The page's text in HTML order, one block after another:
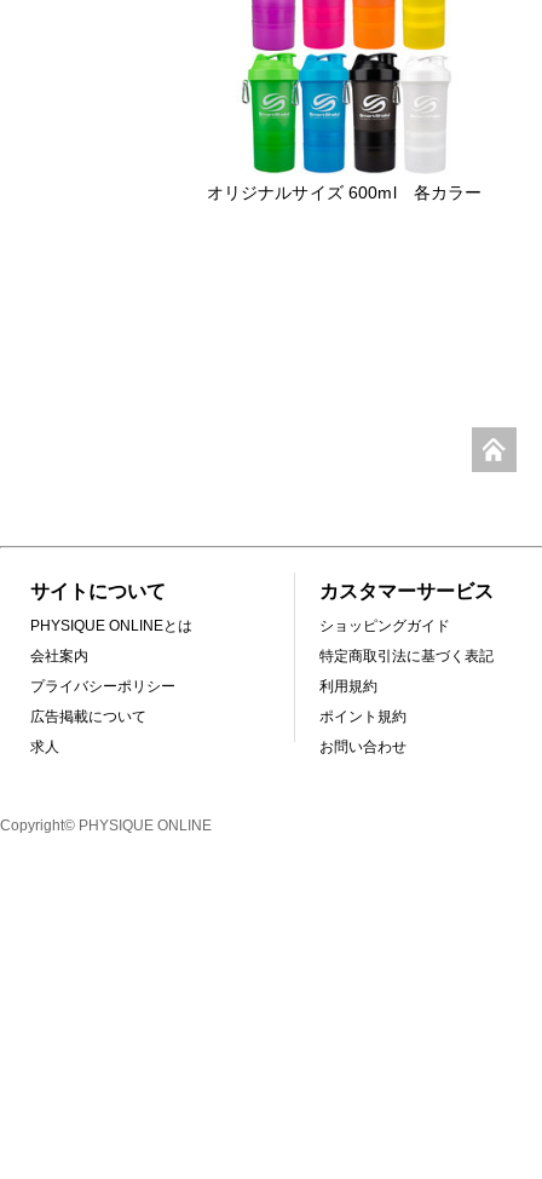
オリジナルサイズ 600ml 各カラー
サイトについて
PHYSIQUE ONLINEとは
会社案内
プライバシーポリシー
広告掲載について
求人
カスタマーサービス
ショッピングガイド
特定商取引法に基づく表記
利用規約
ポイント規約
お問い合わせ
Copyright© PHYSIQUE ONLINE